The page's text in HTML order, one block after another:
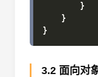
        }
    }
3.2 面向对